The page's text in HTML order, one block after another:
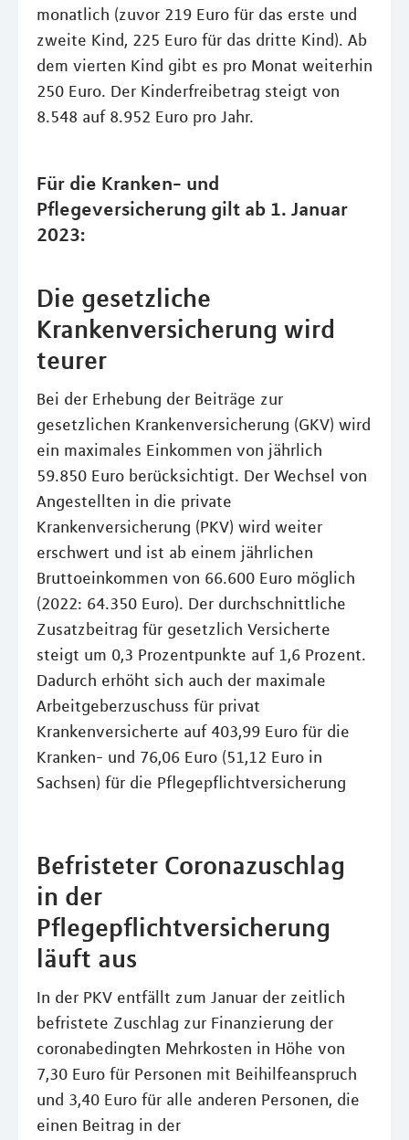
monatlich (zuvor 219 Euro für das erste und
zweite Kind, 225 Euro für das dritte Kind). Ab
dem vierten Kind gibt es pro Monat weiterhin
250 Euro. Der Kinderfreibetrag steigt von
8.548 auf 8.952 Euro pro Jahr.
Für die Kranken- und
Pflegeversicherung gilt ab 1. Januar
2023:
Die gesetzliche
Krankenversicherung wird
teurer
Bei der Erhebung der Beiträge zur
gesetzlichen Krankenversicherung (GKV) wird
ein maximales Einkommen von jährlich
59.850 Euro berücksichtigt. Der Wechsel von
Angestellten in die private
Krankenversicherung (PKV) wird weiter
erschwert und ist ab einem jährlichen
Bruttoeinkommen von 66.600 Euro möglich
(2022: 64.350 Euro). Der durchschnittliche
Zusatzbeitrag für gesetzlich Versicherte
steigt um 0,3 Prozentpunkte auf 1,6 Prozent.
Dadurch erhöht sich auch der maximale
Arbeitgeberzuschuss für privat
Krankenversicherte auf 403,99 Euro für die
Kranken- und 76,06 Euro (51,12 Euro in
Sachsen) für die Pflegepflichtversicherung
Befristeter Coronazuschlag
in der
Pflegepflichtversicherung
läuft aus
In der PKV entfällt zum Januar der zeitlich
befristete Zuschlag zur Finanzierung der
coronabedingten Mehrkosten in Höhe von
7,30 Euro für Personen mit Beihilfeanspruch
und 3,40 Euro für alle anderen Personen, die
einen Beitrag in der